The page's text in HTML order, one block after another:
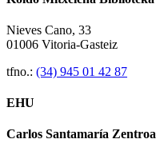
Nieves Cano, 33
01006 Vitoria-Gasteiz
tfno.: (34) 945 01 42 87
EHU
Carlos Santamaría Zentroa